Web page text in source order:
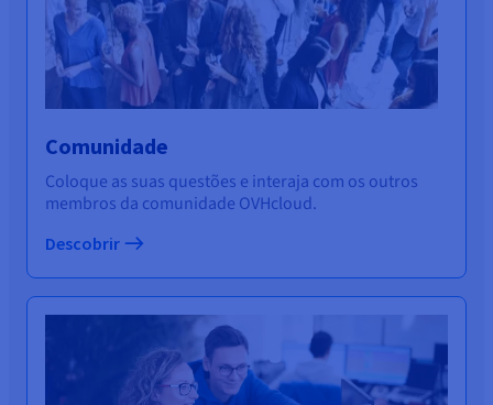
Comunidade
Coloque as suas questões e interaja com os outros
membros da comunidade OVHcloud.
Descobrir